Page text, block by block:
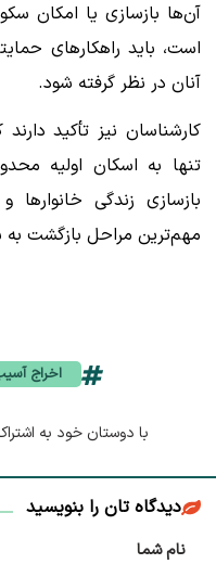
آن‌ها بازسازی یا امکان
است، باید راهکارهای
آنان در نظر گرفته شود.
کارشناسان نیز تأکید
تنها به اسکان اولیه
بازسازی زندگی
مهم‌ترین مراحل بازگشت
اخراج
با دوستان خود به
دیدگاه تان را بنویسید
نام شما